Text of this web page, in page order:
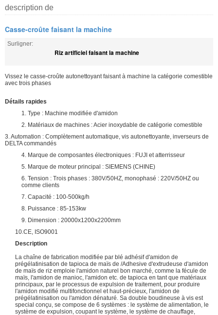
description de
Casse-croûte faisant la machine
Surligner:
Riz artificiel faisant la machine
Vissez le casse-croûte autonettoyant faisant à machine la catégorie comestible
avec trois phases
Détails rapides
1. Type : Machine modifiée d'amidon
2. Matériaux de machines : Acier inoxydable de catégorie comestible
3. Automation : Complètement automatique, vis autonettoyante, inverseurs de
DELTA commandés
4. Marque de composantes électroniques : FUJI et atterrisseur
5. Marque de moteur principal : SIEMENS (CHINE)
6. Tension : Trois phases : 380V/50HZ, monophasé : 220V/50HZ ou
comme clients
7. Capacité : 100-500kg/h
8. Puissance : 85-153kw
9. Dimension : 20000x1200x2200mm
10.CE, ISO9001
Description
La chaîne de fabrication modifiée par blé adhésif d'amidon de
prégélatinisation de tapioca de maïs de /Adhesive d'extrudeuse d'amidon
de maïs de riz emploie l'amidon naturel bon marché, comme la fécule de
maïs, l'amidon de manioc, l'amidon etc. de tapioca en tant que matériaux
principaux, par le processus de expulsion de traitement, pour produire
l'amidon modifié multifonctionnel et haut-précieux, l'amidon de
prégélatinisation ou l'amidon dénaturé. Sa double boudineuse à vis est
special conçu, se compose de 6 systèmes : le système de alimentation, le
système de expulsion, coupant le système, le système de chauffage,